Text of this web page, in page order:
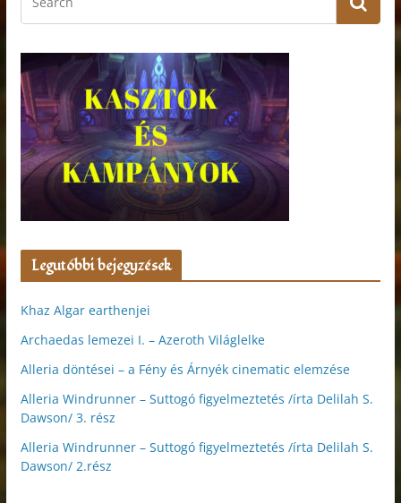
Legutóbbi bejegyzések
Khaz Algar earthenjei
Archaedas lemezei I. – Azeroth Világlelke
Alleria döntései – a Fény és Árnyék cinematic elemzése
Alleria Windrunner – Suttogó figyelmeztetés /írta Delilah S.
Dawson/ 3. rész
Alleria Windrunner – Suttogó figyelmeztetés /írta Delilah S.
Dawson/ 2.rész